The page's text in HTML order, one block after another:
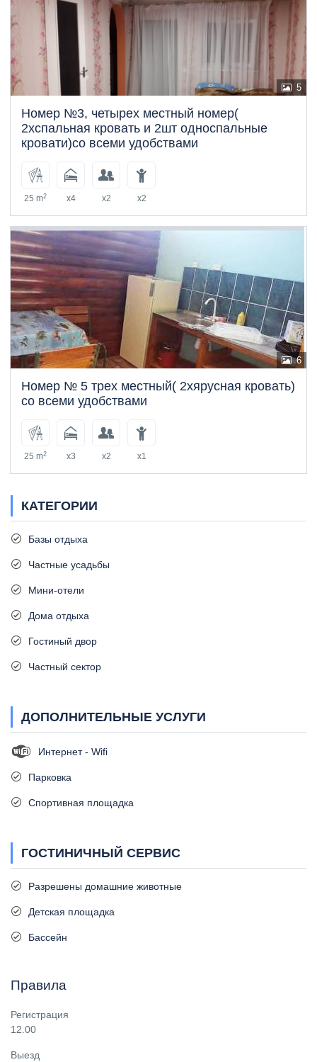
5
Номер №3, четырех местный номер(
2хспальная кровать и 2шт односпальные
кровати)со всеми удобствами
25 m2 x4 x2 x2
6
Номер № 5 трех местный( 2хярусная кровать)
со всеми удобствами
25 m2 x3 x2 x1
КАТЕГОРИИ
Базы отдыха
Частные усадьбы
Мини-отели
Дома отдыха
Гостиный двор
Частный сектор
ДОПОЛНИТЕЛЬНЫЕ УСЛУГИ
Интернет - Wifi
Парковка
Спортивная площадка
ГОСТИНИЧНЫЙ СЕРВИС
Разрешены домашние животные
Детская площадка
Бассейн
Правила
Регистрация
12.00
Выезд